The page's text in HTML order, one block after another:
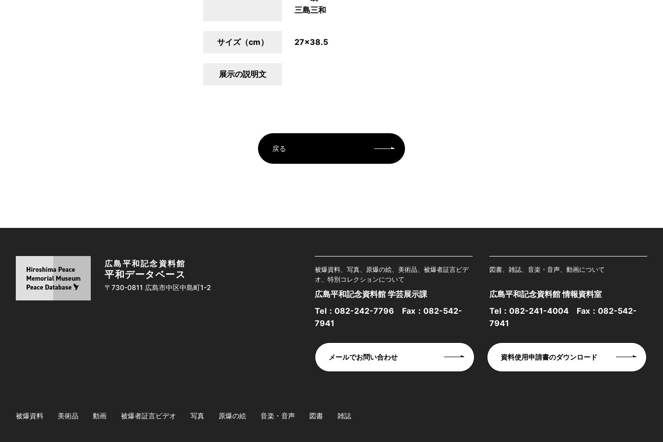
三島三和
サイズ（cm） 27×38.5
展示の説明文
戻る
広島平和記念資料館
平和データベース
〒730-0811 広島市中区中島町1-2
被爆資料、写真、原爆の絵、美術品、被爆者証言ビデ
オ、特別コレクションについて
広島平和記念資料館 学芸展示課
Tel： 082-242-7796 Fax：082-542-
7941
図書、雑誌、音楽・音声、動画について
広島平和記念資料館 情報資料室
Tel： 082-241-4004 Fax：082-542-
7941
メールでお問い合わせ 資料使用申請書のダウンロード
被爆資料 美術品 動画 被爆者証言ビデオ 写真 原爆の絵 音楽・音声 図書 雑誌